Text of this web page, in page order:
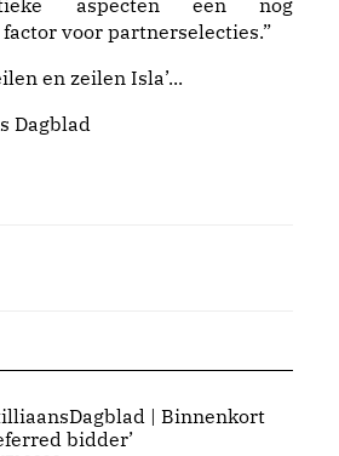
aspecten een nog
voor partnerselecties.”
en zeilen Isla’...
Dagblad
| Binnenkort
bidder’